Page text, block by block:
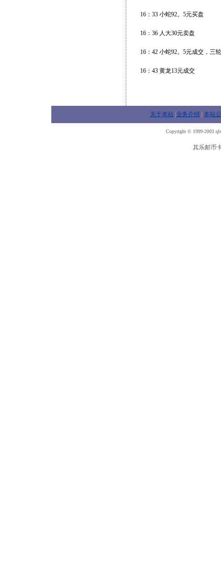
16：33 小蛇92。5元买盘
16：36 人大30元卖盘
16：42 小蛇92。5元成交，三
16：43 黄龙13元成交
关于本站 业务介绍 本站
Copyright © 1999-2003
其乐邮币